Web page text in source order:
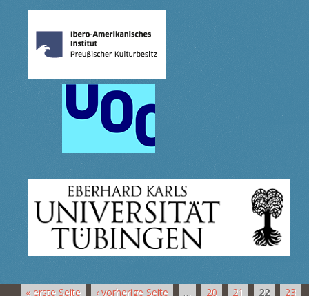
« erste Seite ‹ vorherige Seite … 20 21 22 23